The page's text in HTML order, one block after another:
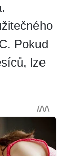
Pokud
lze